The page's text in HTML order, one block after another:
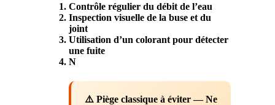
Contrôle régulier du débit de l’eau
Inspection visuelle de la buse et du
joint
Utilisation d’un colorant pour détecter
une fuite
N
⚠️ Piège classique à éviter— Ne